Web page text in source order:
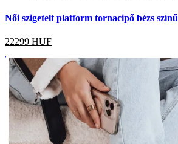
Női szigetelt platform tornacipő bézs színű
22299 HUF